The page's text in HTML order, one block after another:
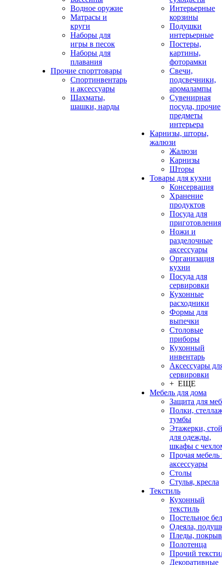
Водное оружие
Матрасы и
круги
Наборы для
игры в песок
Наборы для
плавания
Прочие спорттовары
Спортинвентарь
и аксессуары
Шахматы,
шашки, нарды
Интерьерные
корзины
Подушки
интерьерные
Постеры,
картины,
фоторамки
Свечи,
подсвечники,
аромалампы
Сувенирная
посуда, прочие
предметы
интерьера
Карнизы, шторы,
жалюзи
Жалюзи
Карнизы
Шторы
Товары для кухни
Консервация
Хранение
продуктов
Посуда для
приготовления
Ножи и
разделочные
аксессуары
Организация
кухни
Посуда для
сервировки
Кухонные
расходники
Формы для
выпечки
Столовые
приборы
Кухонный
инвентарь
Аксессуары
сервировки
+ ЕЩЕ
Мебель для дома
Защита для
Полки,
тумбы
Этажерки,
для одежды,
шкафы с
Прочая мебель
аксессуары
Столы
Стулья, кресла
Текстиль
Кухонный
текстиль
Постельное
Одеяла,
Пледы,
Полотенца
Прочий
Декоративные